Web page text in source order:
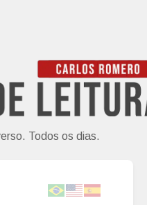
Todos os dias.